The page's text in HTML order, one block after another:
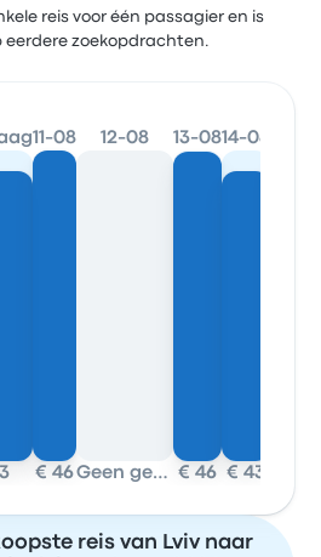
reis voor één passagier en is
eerdere zoekopdrachten.
11-08
€ 46
12-08
Geen gegevens
13-08
€ 46
14-08
€ 43
reis van Lviv naar